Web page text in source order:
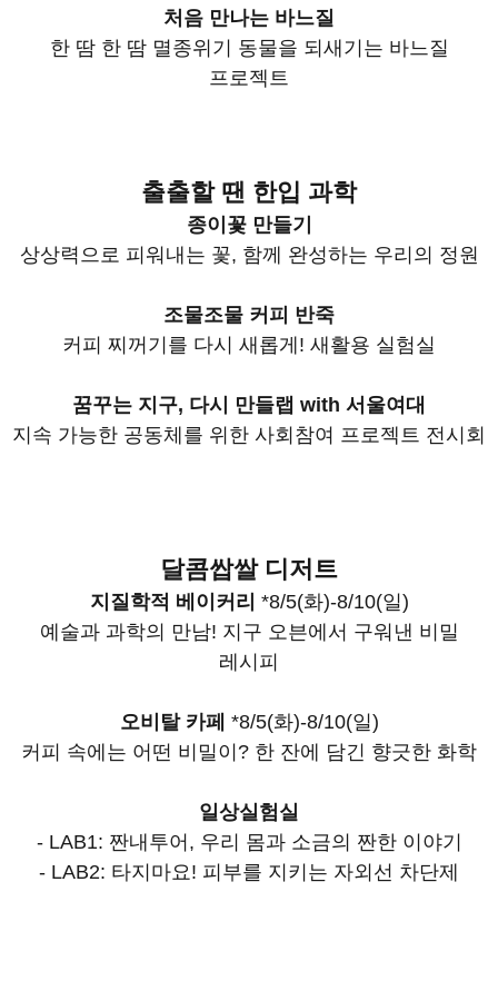
처음 만나는 바느질
한 땀 한 땀 멸종위기 동물을 되새기는 바느질
프로젝트
출출할 땐 한입 과학
종이꽃 만들기
상상력으로 피워내는 꽃, 함께 완성하는 우리의 정원
조물조물 커피 반죽
커피 찌꺼기를 다시 새롭게! 새활용 실험실
꿈꾸는 지구, 다시 만들랩 with 서울여대
지속 가능한 공동체를 위한 사회참여 프로젝트 전시회
달콤쌉쌀 디저트
지질학적 베이커리 *8/5(화)-8/10(일)
예술과 과학의 만남! 지구 오븐에서 구워낸 비밀
레시피
오비탈 카페 *8/5(화)-8/10(일)
커피 속에는 어떤 비밀이? 한 잔에 담긴 향긋한 화학
일상실험실
- LAB1: 짠내투어, 우리 몸과 소금의 짠한 이야기
- LAB2: 타지마요! 피부를 지키는 자외선 차단제